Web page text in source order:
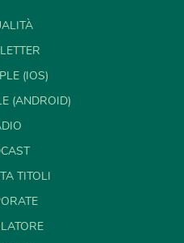
(IOS)
(ANDROID)
TITOLI